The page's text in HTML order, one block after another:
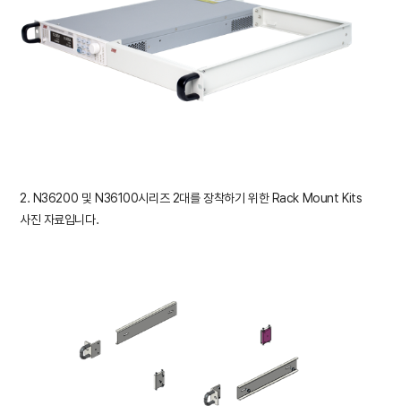
2. N36200 및 N36100시리즈 2대를 장착하기 위한 Rack Mount Kits
사진 자료입니다.